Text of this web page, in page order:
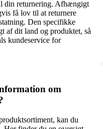
din returnering. Afhængigt
få lov til at returnere
Den specifikke
af dit land og produktet, så
kundeservice for
om
kan du